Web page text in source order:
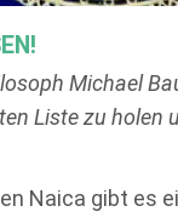
Michael
Liste zu holen
Naica gibt es